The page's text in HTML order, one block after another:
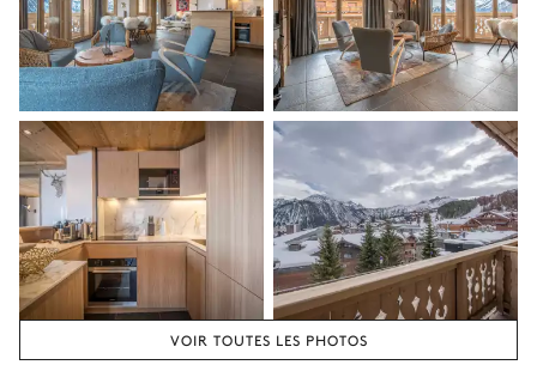
160x200
Chambre 2
TV Lit double inséparable
Salle de bain indépendante 2
Partagée
Pas de WC dans cette salle
de bain
VOIR TOUTES LES PHOTOS